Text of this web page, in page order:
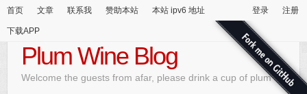
首页 文章 联系我 赞助本站 本站 ipv6 地址
下载APP
登录 注册
Plum Wine Blog
Welcome the guests from afar, please drink a cup of plum wine